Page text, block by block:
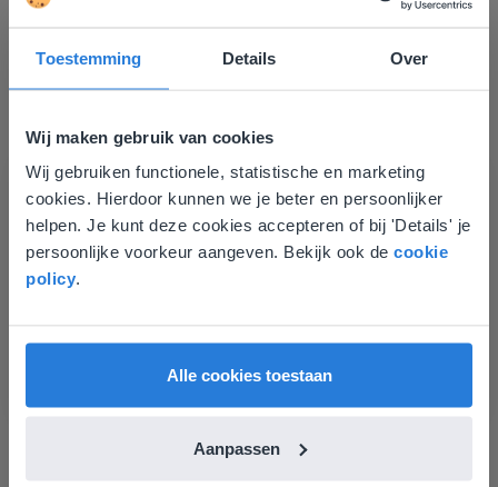
Toestemming Details Over
Wij maken gebruik van cookies
Wij gebruiken functionele, statistische en marketing
cookies. Hierdoor kunnen we je beter en persoonlijker
helpen. Je kunt deze cookies accepteren of bij 'Details' je
persoonlijke voorkeur aangeven. Bekijk ook de cookie
policy.
Alle cookies toestaan
Aanpassen
Les
Groep 8, Blok 9, Week 3,
Groep 8, Blok 10, Week 2, Les 6
Deze website komt niet
overeen met je locatie
Gezien je locatie, denken we dat je misschien
liever naar de website voor English gaat. Hier
English
Nederland